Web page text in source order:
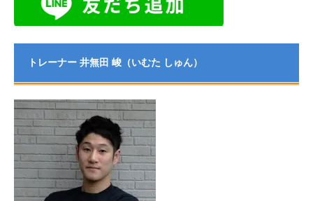
トレーナー 井無田 峻（いむた しゅん）